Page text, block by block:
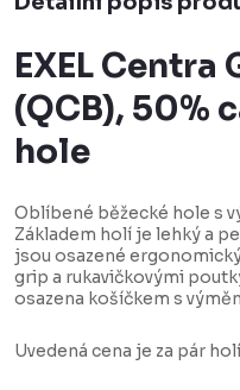
EXEL Centra
(QCB), 50%
hole
Oblíbené běžecké hole s
Základem holí je lehký a
jsou osazené
grip a rukavičkovými
osazena košíčkem s
Uvedená cena je za pár